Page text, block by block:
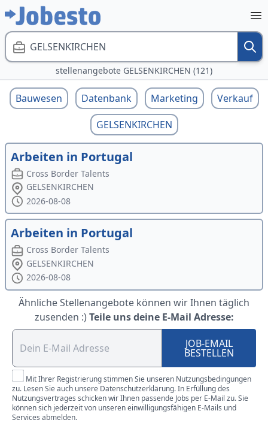
GELSENKIRCHEN
stellenangebote GELSENKIRCHEN (121)
Bauwesen Datenbank Marketing
Verkauf
GELSENKIRCHEN
Arbeiten in Portugal
Cross Border Talents
GELSENKIRCHEN
2026-08-08
Arbeiten in Portugal
Cross Border Talents
GELSENKIRCHEN
2026-08-08
Ähnliche Stellenangebote können wir Ihnen täglich
zusenden :) Teile uns deine E-Mail Adresse:
JOB-EMAIL
BESTELLEN
Mit Ihrer Registrierung stimmen Sie unseren Nutzungsbedingungen
zu. Lesen Sie auch unsere Datenschutzerklärung. In Erfüllung des
Nutzungsvertrages schicken wir Ihnen passende Jobs per E-Mail zu. Sie
können sich jederzeit von unseren einwilligungsfähigen E-Mails und
Services abmelden.